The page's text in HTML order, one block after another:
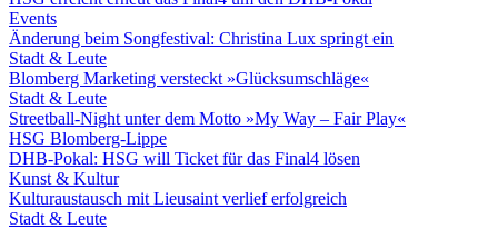
Events
Änderung beim Songfestival: Christina Lux springt ein
Stadt & Leute
Blomberg Marketing versteckt »Glücksumschläge«
Stadt & Leute
Streetball-Night unter dem Motto »My Way – Fair Play«
HSG Blomberg-Lippe
DHB-Pokal: HSG will Ticket für das Final4 lösen
Kunst & Kultur
Kulturaustausch mit Lieusaint verlief erfolgreich
Stadt & Leute